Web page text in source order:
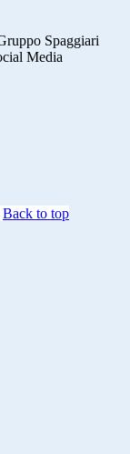
Spaggiari
Media
Back to top